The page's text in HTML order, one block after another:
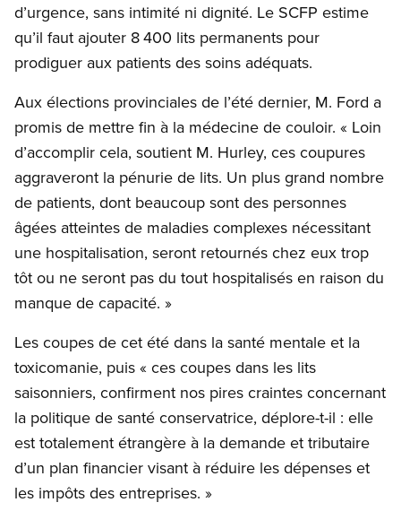
d’urgence, sans intimité ni dignité. Le SCFP estime
qu’il faut ajouter 8 400 lits permanents pour
prodiguer aux patients des soins adéquats.
Aux élections provinciales de l’été dernier, M. Ford a
promis de mettre fin à la médecine de couloir. « Loin
d’accomplir cela, soutient M. Hurley, ces coupures
aggraveront la pénurie de lits. Un plus grand nombre
de patients, dont beaucoup sont des personnes
âgées atteintes de maladies complexes nécessitant
une hospitalisation, seront retournés chez eux trop
tôt ou ne seront pas du tout hospitalisés en raison du
manque de capacité. »
Les coupes de cet été dans la santé mentale et la
toxicomanie, puis « ces coupes dans les lits
saisonniers, confirment nos pires craintes concernant
la politique de santé conservatrice, déplore-t-il : elle
est totalement étrangère à la demande et tributaire
d’un plan financier visant à réduire les dépenses et
les impôts des entreprises. »